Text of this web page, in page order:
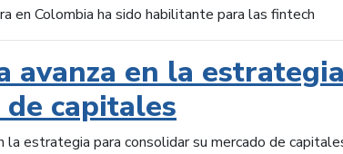
en Colombia ha sido habilitante para las fintech
avanza en la
capitales
la estrategia para consolidar su mercado de